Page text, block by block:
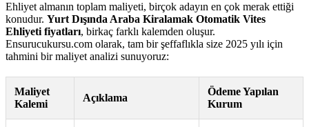
Ehliyet almanın toplam maliyeti, birçok adayın en çok merak ettiği
konudur. Yurt Dışında Araba Kiralamak Otomatik Vites
Ehliyeti fiyatları, birkaç farklı kalemden oluşur.
Ensurucukursu.com olarak, tam bir şeffaflıkla size 2025 yılı için
tahmini bir maliyet analizi sunuyoruz:
Maliyet
Kalemi
Açıklama
Ödeme Yapılan
Kurum